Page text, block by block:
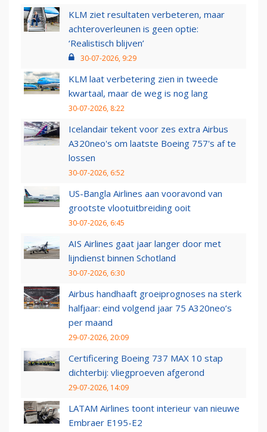
KLM ziet resultaten verbeteren, maar
achteroverleunen is geen optie:
‘Realistisch blijven’
30-07-2026, 9:29
KLM laat verbetering zien in tweede
kwartaal, maar de weg is nog lang
30-07-2026, 8:22
Icelandair tekent voor zes extra Airbus
A320neo's om laatste Boeing 757's af te
lossen
30-07-2026, 6:52
US-Bangla Airlines aan vooravond van
grootste vlootuitbreiding ooit
30-07-2026, 6:45
AIS Airlines gaat jaar langer door met
lijndienst binnen Schotland
30-07-2026, 6:30
Airbus handhaaft groeiprognoses na sterk
halfjaar: eind volgend jaar 75 A320neo’s
per maand
29-07-2026, 20:09
Certificering Boeing 737 MAX 10 stap
dichterbij: vliegproeven afgerond
29-07-2026, 14:09
LATAM Airlines toont interieur van nieuwe
Embraer E195-E2